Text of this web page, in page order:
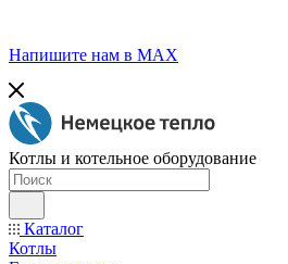
Напишите нам в МАХ
Котлы и котельное оборудование
Каталог
Котлы